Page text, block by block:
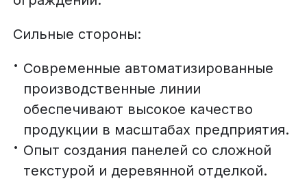
Сильные стороны:
Современные автоматизированные
производственные линии
обеспечивают высокое качество
продукции в масштабах предприятия.
Опыт создания панелей со сложной
текстурой и деревянной отделкой.